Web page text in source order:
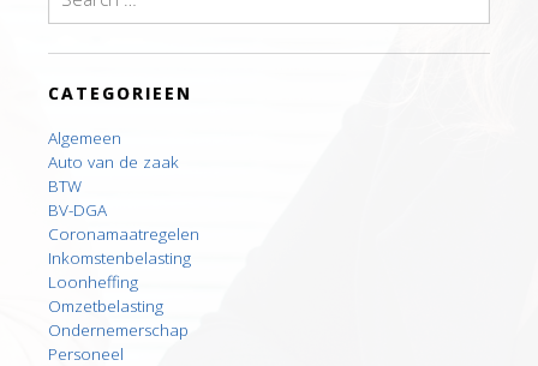
for:
CATEGORIEEN
Algemeen
Auto van de zaak
BTW
BV-DGA
Coronamaatregelen
Inkomstenbelasting
Loonheffing
Omzetbelasting
Ondernemerschap
Personeel